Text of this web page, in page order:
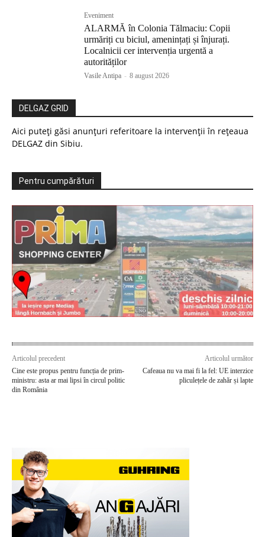
Eveniment
ALARMĂ în Colonia Tălmaciu: Copii
urmăriți cu biciul, amenințați și înjurați.
Localnicii cer intervenția urgentă a
autorităților
Vasile Antipa - 8 august 2026
DELGAZ GRID
Aici puteți găsi anunțuri referitoare la intervenții în rețeaua
DELGAZ din Sibiu.
Pentru cumpărături
Articolul precedent
Cine este propus pentru funcția de prim-
ministru: asta ar mai lipsi în circul politic
din România
Articolul următor
Cafeaua nu va mai fi la fel: UE interzice
pliculețele de zahăr și lapte